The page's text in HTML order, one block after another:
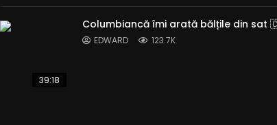
39:18
Columbiancă îmi arată bălțile din sat
EDWARD 123.7K